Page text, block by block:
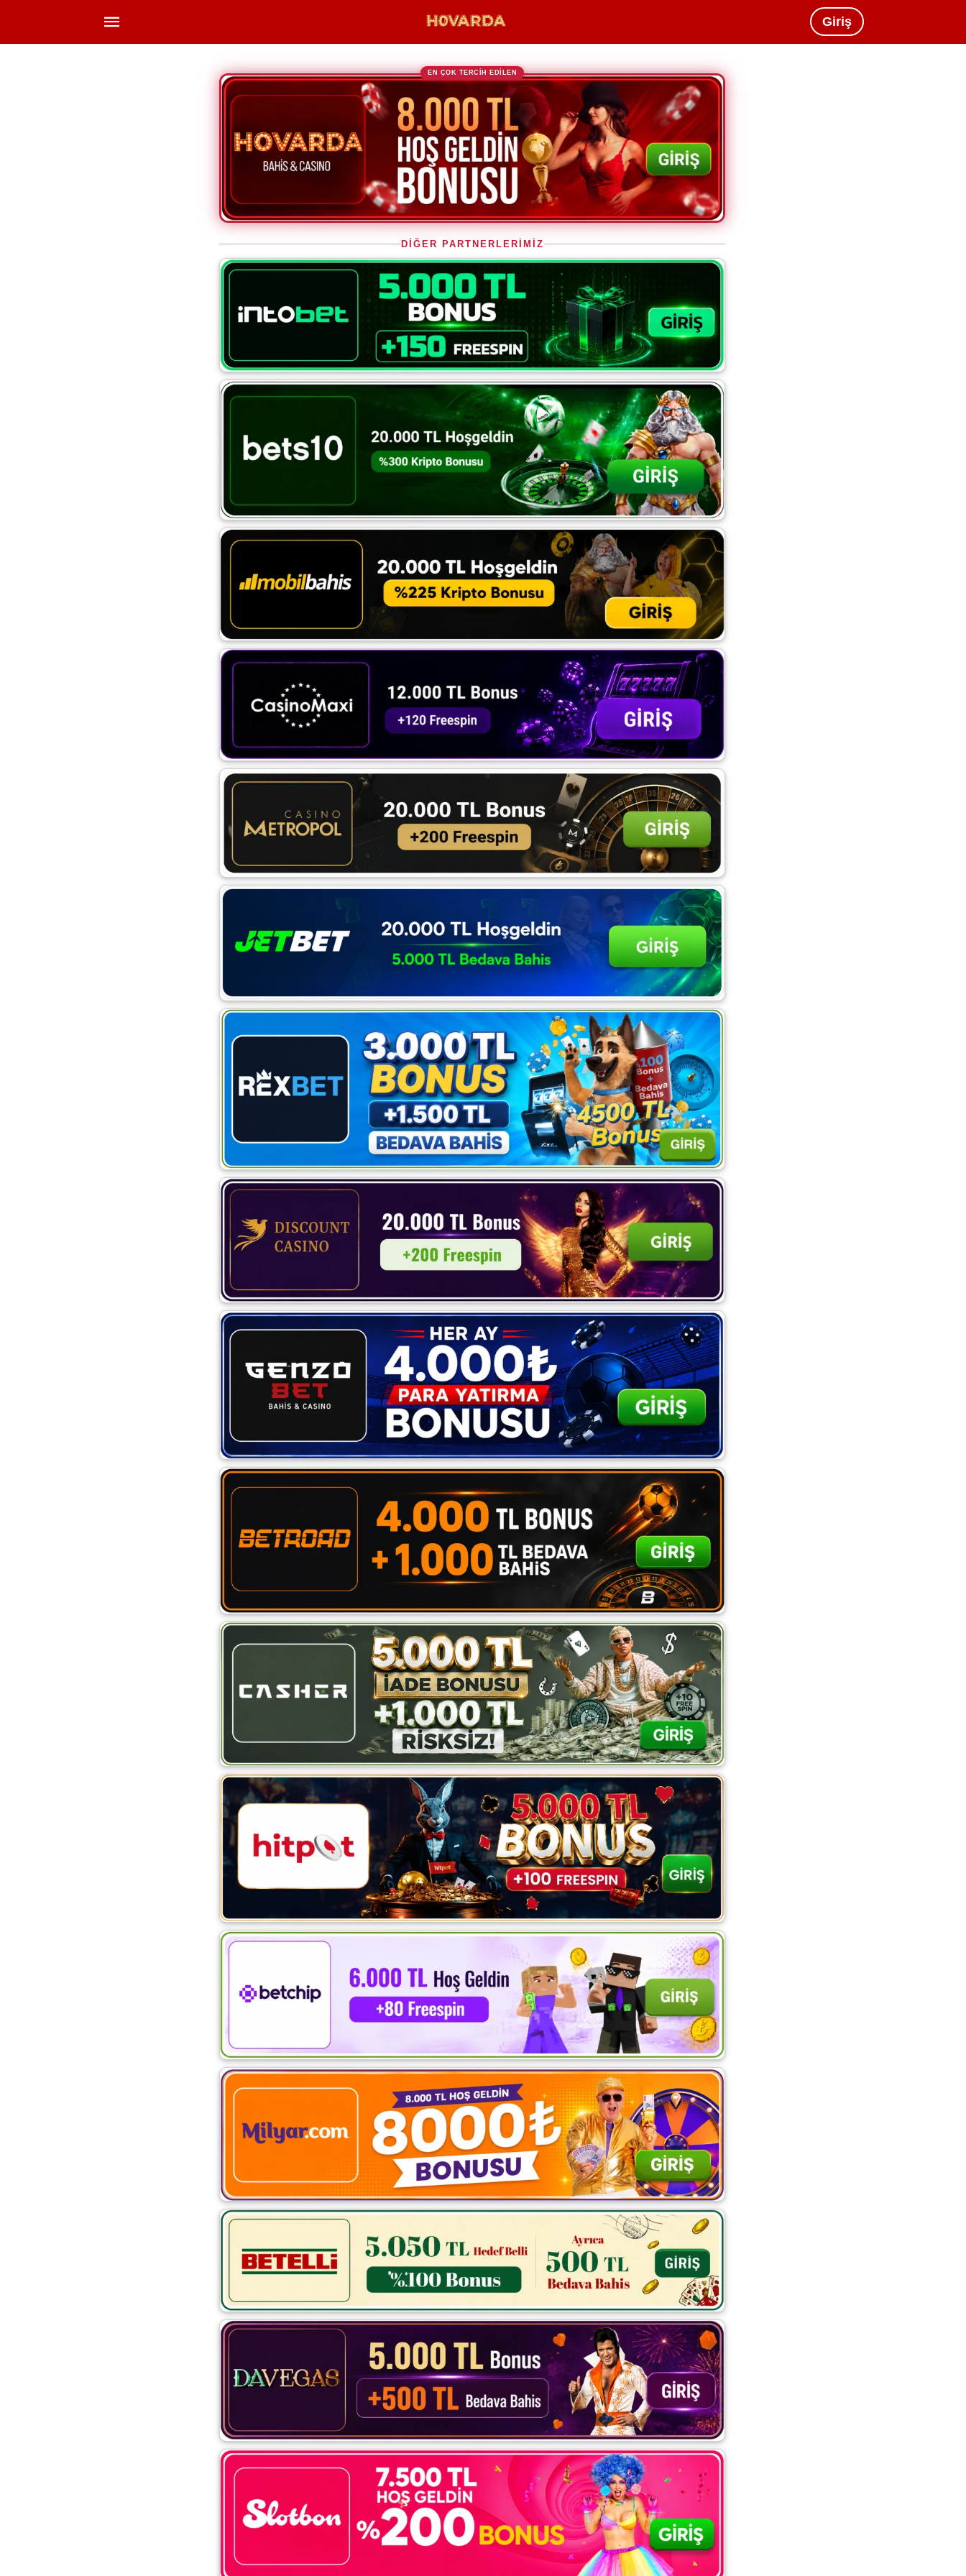
Giriş
EN ÇOK TERCİH EDİLEN
DİĞER PARTNERLERİMİZ